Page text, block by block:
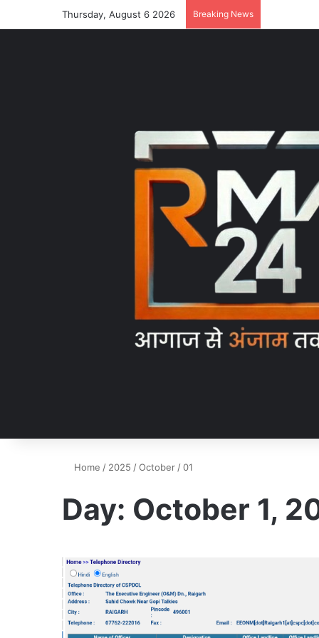
Thursday, August 6 2026 Breaking News
Home / 2025 /October /01
Day: October 1,